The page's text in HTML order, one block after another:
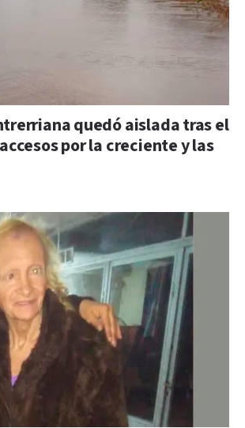
quedó aislada tras el
por la creciente y las